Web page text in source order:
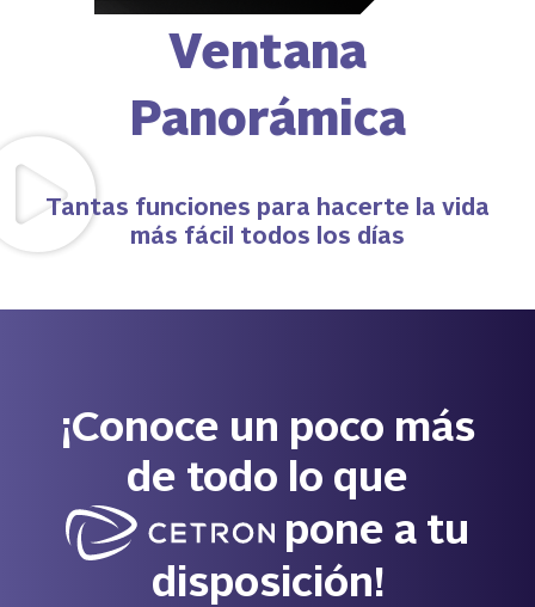
Parrillas de
alambrón
Tantas funciones para hacerte la vida
más fácil todos los días
¡Conoce un poco más
de todo lo que
pone a tu
disposición!​